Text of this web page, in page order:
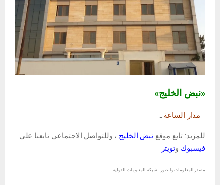
«نبض الخليج»
مدار الساعةـ
للمزيد: تابع موقع نبض الخليج ، وللتواصل الاجتماعي تابعنا علي
فيسبوك وتويتر
مصدر المعلومات والصور : شبكة المعلومات الدولية